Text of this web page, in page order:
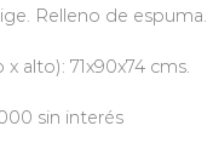
Relleno de espuma.
alto): 71x90x74 cms.
sin interés